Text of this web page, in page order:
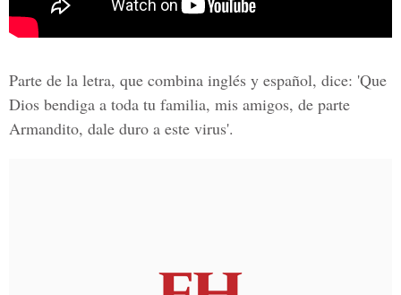
Parte de la letra, que combina inglés y español, dice: 'Que
Dios bendiga a toda tu familia, mis amigos, de parte
Armandito, dale duro a este virus'.